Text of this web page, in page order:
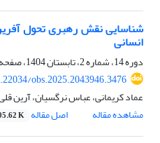
انسانی
دوره 14، شماره 2، تابستان 1404، صفحه
obs.2025.2043946.3476
عماد کریمانی، عباس نرگسیان، آرین
مشاهده مقاله
اصل مقاله K